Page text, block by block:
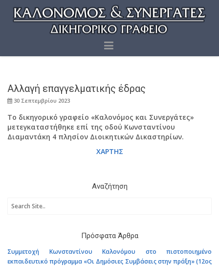
Αλλαγή επαγγελματικής έδρας
30 Σεπτεμβρίου 2023
Το δικηγορικό γραφείο «Καλονόμος και Συνεργάτες»
μετεγκαταστήθηκε επί της οδού Κωνσταντίνου
Διαμαντάκη 4 πλησίον Διοικητικών Δικαστηρίων.
ΧΑΡΤΗΣ
Αναζήτηση
Πρόσφατα Άρθρα
Συμμετοχή Κωνσταντίνου Καλονόμου στο πιστοποιημένο
εκπαιδευτικό πρόγραμμα «Οι Δημόσιες Συμβάσεις στην πράξη» (12ος